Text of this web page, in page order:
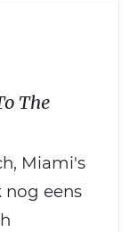
The
Miami's
nog eens